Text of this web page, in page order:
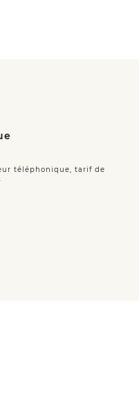
téléphonique, tarif de